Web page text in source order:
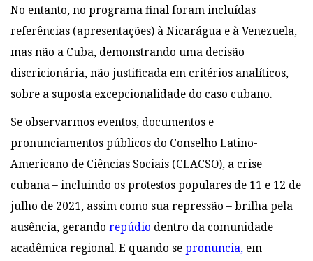
No entanto, no programa final foram incluídas
referências (apresentações) à Nicarágua e à Venezuela,
mas não a Cuba, demonstrando uma decisão
discricionária, não justificada em critérios analíticos,
sobre a suposta excepcionalidade do caso cubano.
Se observarmos eventos, documentos e
pronunciamentos públicos do Conselho Latino-
Americano de Ciências Sociais (CLACSO), a crise
cubana – incluindo os protestos populares de 11 e 12 de
julho de 2021, assim como sua repressão – brilha pela
ausência, gerando repúdio dentro da comunidade
acadêmica regional. E quando sepronuncia, em